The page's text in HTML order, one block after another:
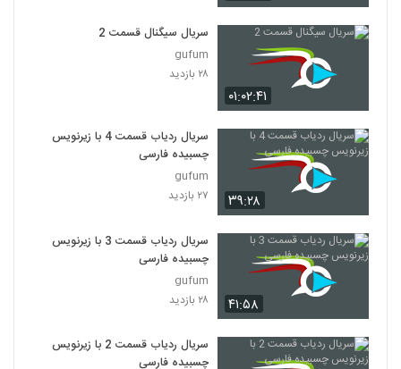
13
سریال Friends فصل اول قسمت 13
۵۱۶ بازدید
۲,۲۹۹ بازدید
16
سریال Friends فصل اول قسمت 16
۴۴۸ بازدید
سریال Friends فصل اول قسمت 17
۲۴۲ بازدید
۰۱:۰۲:۴۱
سریال سیگنال قسمت 2
gufum
۲۸ بازدید
۳۹:۲۸
سریال ردیاب قسمت 4 با زیرنویس
چسبیده فارسی
gufum
۲۷ بازدید
۴۱:۵۸
سریال ردیاب قسمت 3 با زیرنویس
چسبیده فارسی
gufum
۲۸ بازدید
سریال ردیاب قسمت 2 با زیرنویس
چسبیده فارسی